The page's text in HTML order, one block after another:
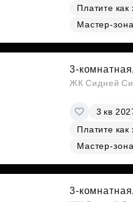
Платите как
Мастер-
3-комнатная,
ЖК Сидней
3 кв
Платите как
Мастер-
3-комнатная,